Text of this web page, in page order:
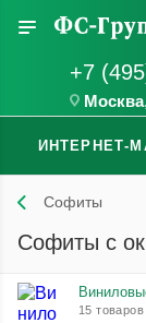
+7
Москва,
ИНТЕРНЕТ-
Софиты
Софиты c
15 товаров